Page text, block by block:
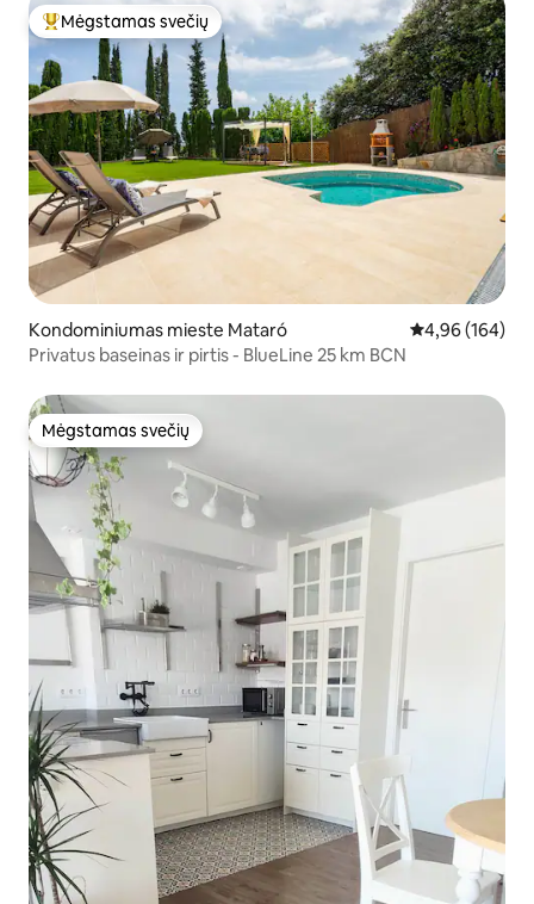
Svečių mėgstamiausias
Mėgstamas svečių
Kondominiumas mieste Mataró Vidutinis
4,96 (164)
Privatus baseinas ir pirtis - BlueLine 25 km BCN
Mėgstamas svečių
Mėgstamas svečių